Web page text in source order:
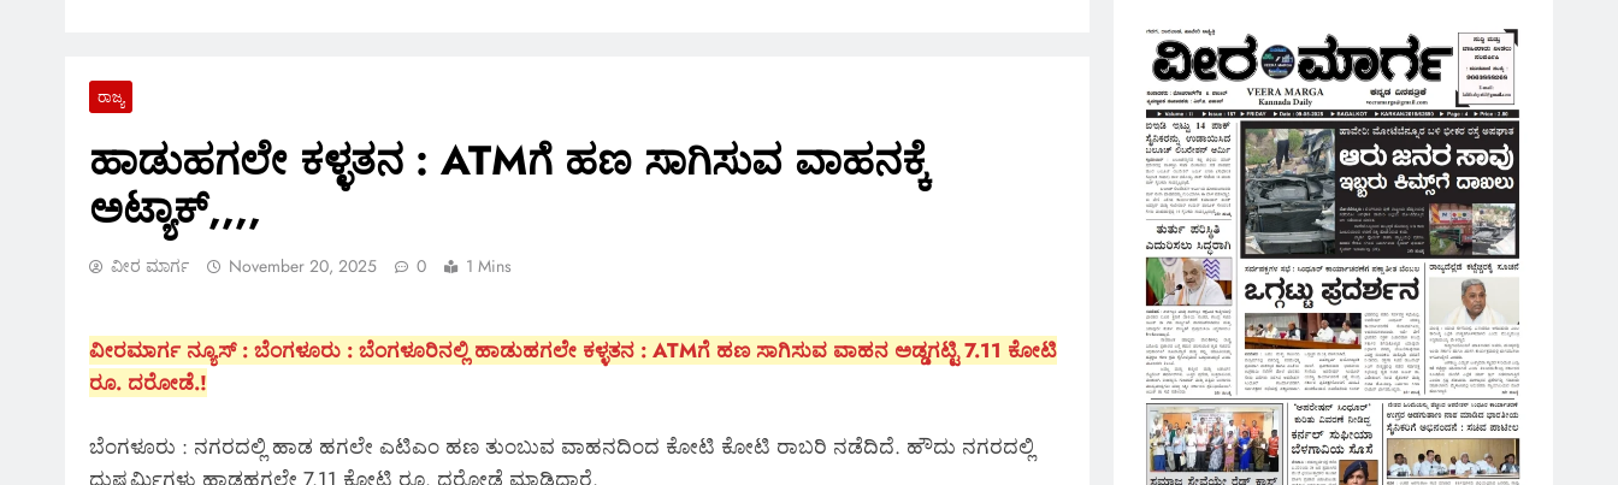
ರಾಜ್ಯ
ಹಾಡುಹಗಲೇ ಕಳ್ಳತನ : ATMಗೆ ಹಣ ಸಾಗಿಸುವ ವಾಹನಕ್ಕೆ
ಅಟ್ಯಾಕ್,,,,
ವೀರ ಮಾರ್ಗ November 20, 2025 0 1 Mins
ವೀರಮಾರ್ಗ ನ್ಯೂಸ್ : ಬೆಂಗಳೂರು : ಬೆಂಗಳೂರಿನಲ್ಲಿ ಹಾಡುಹಗಲೇ ಕಳ್ಳತನ : ATMಗೆ ಹಣ ಸಾಗಿಸುವ ವಾಹನ ಅಡ್ಡಗಟ್ಟಿ 7.11 ಕೋಟಿ
ರೂ. ದರೋಡೆ.!
ಬೆಂಗಳೂರು : ನಗರದಲ್ಲಿ ಹಾಡ ಹಗಲೇ ಎಟಿಎಂ ಹಣ ತುಂಬುವ ವಾಹನದಿಂದ ಕೋಟಿ ಕೋಟಿ ರಾಬರಿ ನಡೆದಿದೆ. ಹೌದು ನಗರದಲ್ಲಿ
ದುಷ್ಕರ್ಮಿಗಳು ಹಾಡಹಗಲೇ 7.11 ಕೋಟಿ ರೂ. ದರೋಡೆ ಮಾಡಿದ್ದಾರೆ.